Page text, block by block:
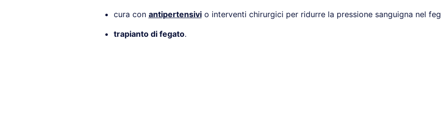
cura con antipertensivio interventi chirurgici per ridurre la pressione sanguigna nel
trapianto di fegato.